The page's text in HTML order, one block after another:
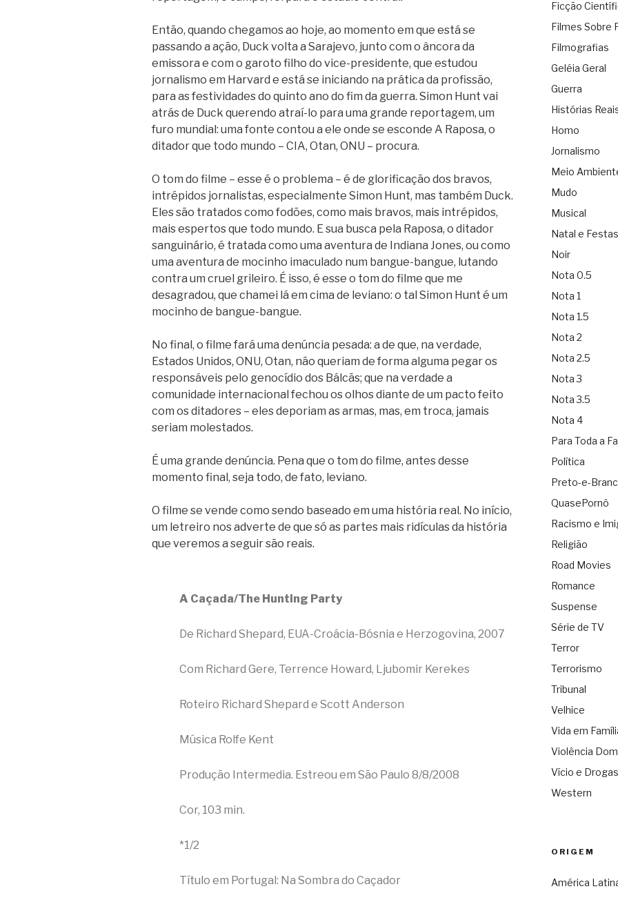
Então, quando chegamos ao hoje, ao momento em que está se
passando a ação, Duck volta a Sarajevo, junto com o âncora da
emissora e com o garoto filho do vice-presidente, que estudou
jornalismo em Harvard e está se iniciando na prática da profissão,
para as festividades do quinto ano do fim da guerra. Simon Hunt vai
atrás de Duck querendo atraí-lo para uma grande reportagem, um
furo mundial: uma fonte contou a ele onde se esconde A Raposa, o
ditador que todo mundo – CIA, Otan, ONU – procura.
O tom do filme – esse é o problema – é de glorificação dos bravos,
intrépidos jornalistas, especialmente Simon Hunt, mas também Duck.
Eles são tratados como fodões, como mais bravos, mais intrépidos,
mais espertos que todo mundo. E sua busca pela Raposa, o ditador
sanguinário, é tratada como uma aventura de Indiana Jones, ou como
uma aventura de mocinho imaculado num bangue-bangue, lutando
contra um cruel grileiro. É isso, é esse o tom do filme que me
desagradou, que chamei lá em cima de leviano: o tal Simon Hunt é um
mocinho de bangue-bangue.
No final, o filme fará uma denúncia pesada: a de que, na verdade,
Estados Unidos, ONU, Otan, não queriam de forma alguma pegar os
responsáveis pelo genocídio dos Bálcãs; que na verdade a
comunidade internacional fechou os olhos diante de um pacto feito
com os ditadores – eles deporiam as armas, mas, em troca, jamais
seriam molestados.
É uma grande denúncia. Pena que o tom do filme, antes desse
momento final, seja todo, de fato, leviano.
O filme se vende como sendo baseado em uma história real. No início,
um letreiro nos adverte de que só as partes mais ridículas da história
que veremos a seguir são reais.
A Caçada/The Hunting Party
De Richard Shepard, EUA-Croácia-Bósnia e Herzogovina, 2007
Com Richard Gere, Terrence Howard, Ljubomir Kerekes
Roteiro Richard Shepard e Scott Anderson
Música Rolfe Kent
Produção Intermedia. Estreou em São Paulo 8/8/2008
Cor, 103 min.
*1/2
Título em Portugal: Na Sombra do Caçador
Ficção
Filmes Sobre
Filmografias
Geléia Geral
Guerra
Histórias
Homo
Jornalismo
Meio
Mudo
Musical
Natal e Festas
Noir
Nota 0.5
Nota 1
Nota 1.5
Nota 2
Nota 2.5
Nota 3
Nota 3.5
Nota 4
Para Toda a
Política
Preto-e-
QuasePornô
Racismo e
Religião
Road Movies
Romance
Suspense
Série de TV
Terror
Terrorismo
Tribunal
Velhice
Vida em
Violência
Vício e Drogas
Western
ORIGEM
América